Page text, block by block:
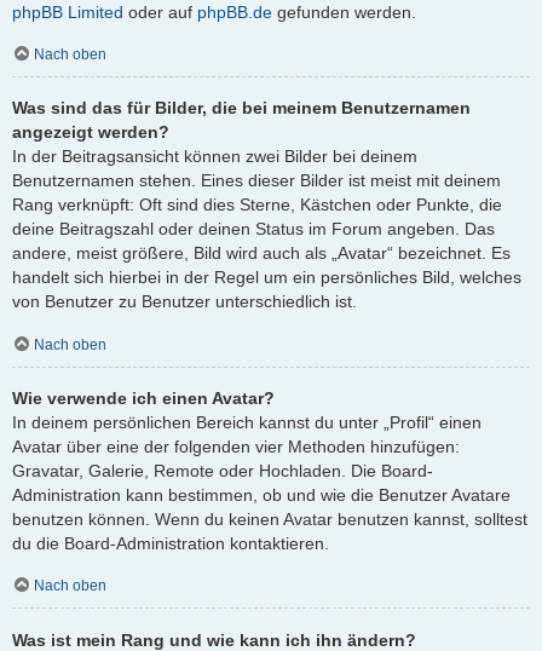
phpBB Limited oder auf phpBB.de gefunden werden.
Nach oben
Was sind das für Bilder, die bei meinem Benutzernamen
angezeigt werden?
In der Beitragsansicht können zwei Bilder bei deinem
Benutzernamen stehen. Eines dieser Bilder ist meist mit deinem
Rang verknüpft: Oft sind dies Sterne, Kästchen oder Punkte, die
deine Beitragszahl oder deinen Status im Forum angeben. Das
andere, meist größere, Bild wird auch als „Avatar“ bezeichnet. Es
handelt sich hierbei in der Regel um ein persönliches Bild, welches
von Benutzer zu Benutzer unterschiedlich ist.
Nach oben
Wie verwende ich einen Avatar?
In deinem persönlichen Bereich kannst du unter „Profil“ einen
Avatar über eine der folgenden vier Methoden hinzufügen:
Gravatar, Galerie, Remote oder Hochladen. Die Board-
Administration kann bestimmen, ob und wie die Benutzer Avatare
benutzen können. Wenn du keinen Avatar benutzen kannst, solltest
du die Board-Administration kontaktieren.
Nach oben
Was ist mein Rang und wie kann ich ihn ändern?